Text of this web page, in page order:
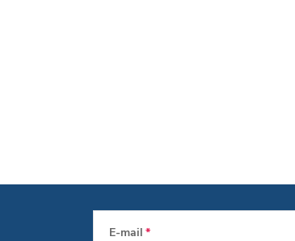
E-mail